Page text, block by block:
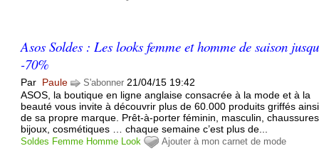
Asos Soldes : Les looks femme et homme de saison
-70%
Par Paule S'abonner 21/04/15 19:42
ASOS, la boutique en ligne anglaise consacrée à la mode et à la
beauté vous invite à découvrir plus de 60.000 produits griffés
de sa propre marque. Prêt-à-porter féminin, masculin,
bijoux, cosmétiques … chaque semaine c’est plus de...
Soldes Femme Homme Look Ajouter à mon carnet de mode